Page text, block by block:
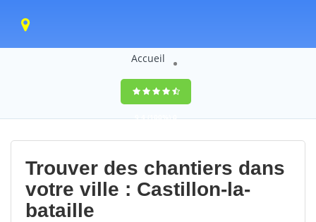
Accueil
9,4(100%)0
votes
Trouver des chantiers dans
votre ville : Castillon-la-
bataille